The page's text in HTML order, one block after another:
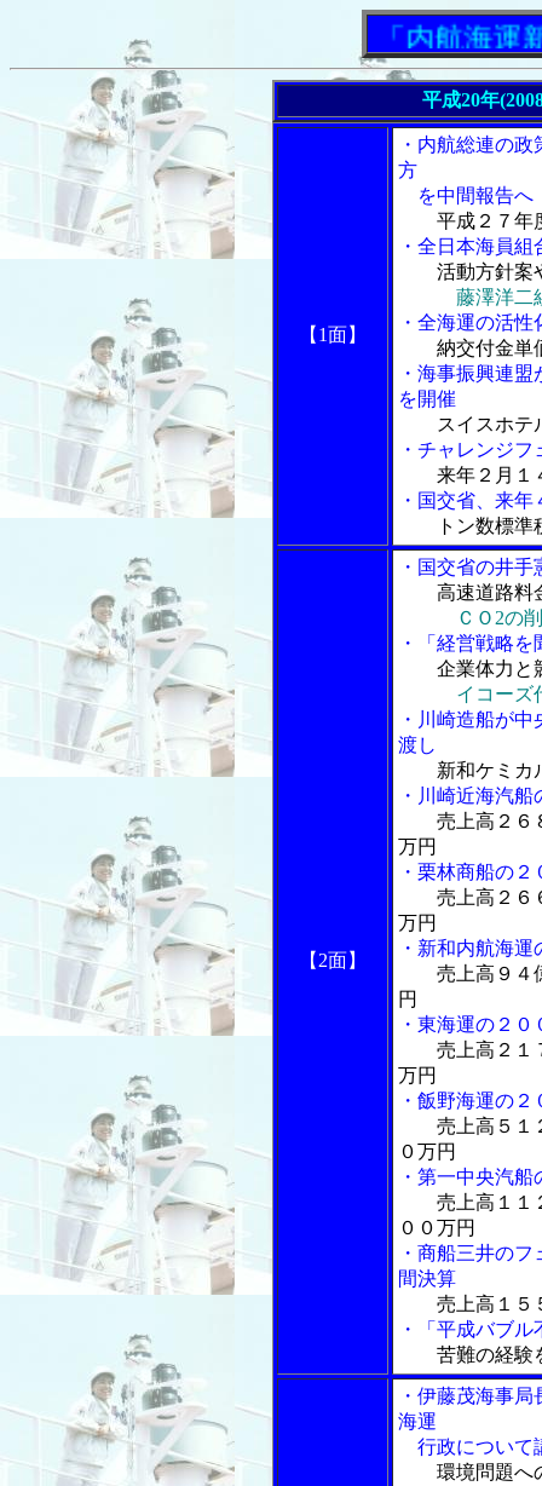
「内航海運新聞
平成20年
【1面】
・内航総連の
方
を中間報告へ
平成２７年
・全日本海員
活動方針案
藤澤洋二
・全海運の活
納交付金単
・海事振興連
を開催
スイスホテ
・チャレンジ
来年２月１
・国交省、来
トン数標
【2面】
・国交省の井
高速道路料
ＣＯ2の
・「経営戦略を
企業体力と
イコー
・川崎造船が
渡し
新和ケミカ
・川崎近海汽
売上高２６
万円
・栗林商船の
売上高２６
万円
・新和内航海
売上高９４
円
・東海運の２
売上高２１
万円
・飯野海運の
売上高５１
０万円
・第一中央汽
売上高１１
００万円
・商船三井の
間決算
売上高１５
・「平成バブ
苦難の経験
・伊藤茂海事
海運
行政について
環境問題へ